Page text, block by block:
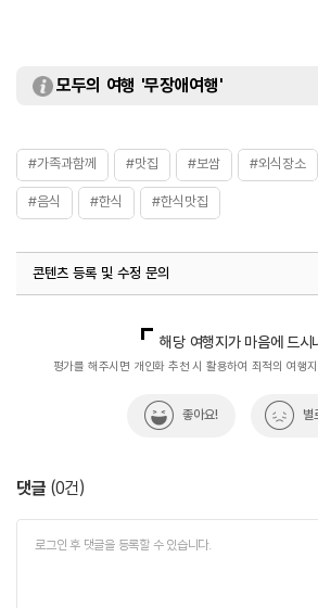
모두의 여행 '무장애여행'
#가족과함께 #맛집 #보쌈 #외식장소
#음식 #한식 #한식맛집
콘텐츠 등록 및 수정 문의
해당 여행지가 마음에 드시
평가를 해주시면 개인화 추천 시 활용하여 최적의 여행
좋아요! 별
댓글 (0건)